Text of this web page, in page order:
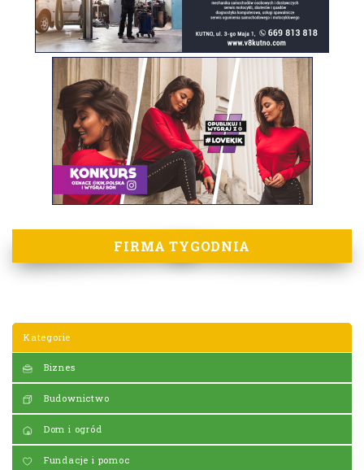
FIRMA TYGODNIA
Kategorie
Biznes
Budownictwo
Dom i ogród
Fundacje i pomoc